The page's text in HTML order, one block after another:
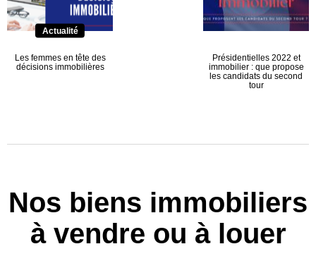
Actualité
Les femmes en tête des
décisions immobilières
Présidentielles 2022 et
immobilier : que propose
les candidats du second
tour
Nos biens immobiliers
à vendre ou à louer